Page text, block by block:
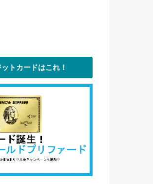
トカードはこれ！